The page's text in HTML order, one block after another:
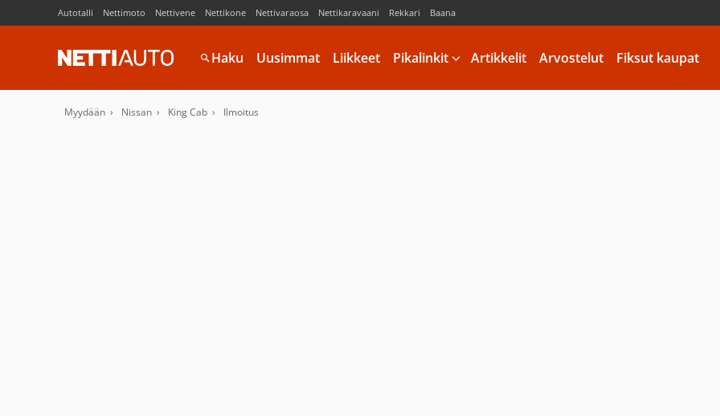
Autotalli Nettimoto Nettivene Nettikone Nettivaraosa Nettikaravaani Rekkari Baana
Haku Uusimmat Liikkeet Pikalinkit Artikkelit Arvostelut Fiksut kaupat
Myydään Nissan King Cab Ilmoitus